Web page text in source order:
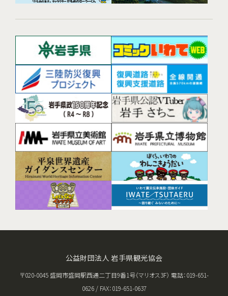
公益財団法人 岩手県観光協会
〒020-0045 盛岡市盛岡駅西通二丁目9番1号（マリオス3F） 電話：019-651-
0626 / FAX：019-651-0637